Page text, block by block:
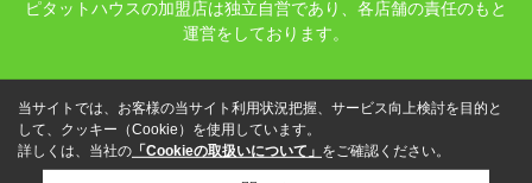
ピタットハウスの加盟店は独立自営であり、各店舗の責任のもと
運営をしております。
当サイトでは、お客様の当サイト利用状況把握、サービス向上検討を目的と
して、クッキー（Cookie）を使用しています。
詳しくは、当社の 「Cookieの取扱いについて」 をご確認ください。